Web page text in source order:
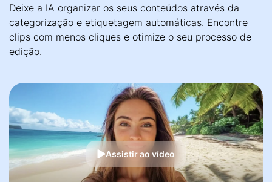
Deixe a IA organizar os seus conteúdos através da
categorização e etiquetagem automáticas. Encontre
clips com menos cliques e otimize o seu processo de
edição.
Assistir ao vídeo